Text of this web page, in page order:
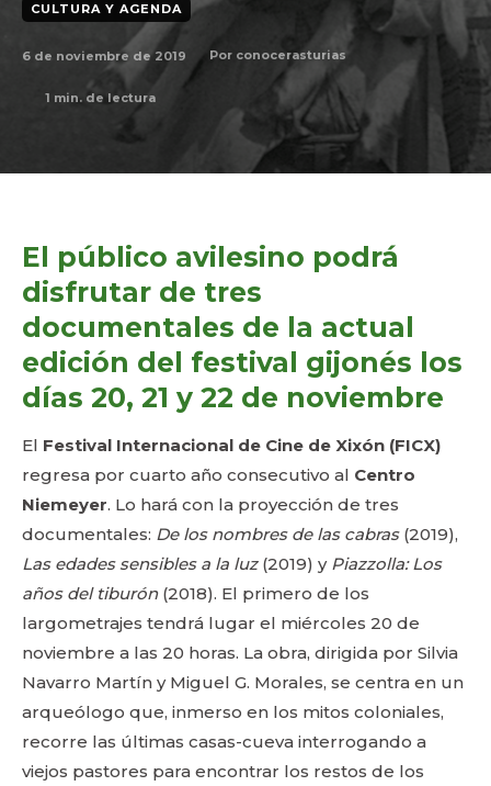
CULTURA Y AGENDA
6 de noviembre de 2019 Por conocerasturias
1 min. de lectura
El público avilesino podrá
disfrutar de tres
documentales de la actual
edición del festival gijonés los
días 20, 21 y 22 de noviembre
El Festival Internacional de Cine de Xixón (FICX)
regresa por cuarto año consecutivo al Centro
Niemeyer. Lo hará con la proyección de tres
documentales: De los nombres de las cabras(2019),
Las edades sensibles a la luz(2019) y Piazzolla: Los
años del tiburón(2018). El primero de los
largometrajes tendrá lugar el miércoles 20 de
noviembre a las 20 horas. La obra, dirigida por Silvia
Navarro Martín y Miguel G. Morales, se centra en un
arqueólogo que, inmerso en los mitos coloniales,
recorre las últimas casas-cueva interrogando a
viejos pastores para encontrar los restos de los